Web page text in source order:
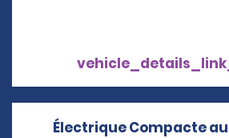
Électrique Compacte